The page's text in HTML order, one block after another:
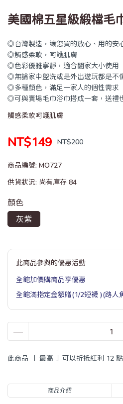
美國棉五星級緞檔毛
◎台灣製造，讓您買的放心、用的安
◎觸感柔軟，呵護肌膚
◎色彩優雅寧靜，適合闔家大小使用
◎無論家中盥洗或是外出遊玩都是不
◎多種顏色，滿足一家人的個性需求
◎可與賣場毛巾浴巾搭成一套，送禮
觸感柔軟呵護肌膚
NT$149 NT$200
商品編號: MO727
供貨狀況: 尚有庫存 84
顏色
灰紫
此商品參與的優惠活動
全館加價購商品享優惠
全館滿指定金額贈(1/2短襪 )(路人
此商品 「 最高 」可以折抵紅利 12
商品介紹